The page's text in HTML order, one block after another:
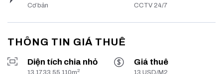
Cơ bản CCTV 24/7
THÔNG TIN GIÁ THUÊ
Diện tích chia nhỏ
13,17,33,55,110m2
Giá thuê
13 USD/M2